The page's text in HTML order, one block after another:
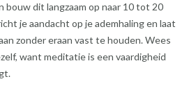
bouw dit langzaam op naar 10 tot 20
je aandacht op je ademhaling en laat
zonder eraan vast te houden. Wees
want meditatie is een vaardigheid